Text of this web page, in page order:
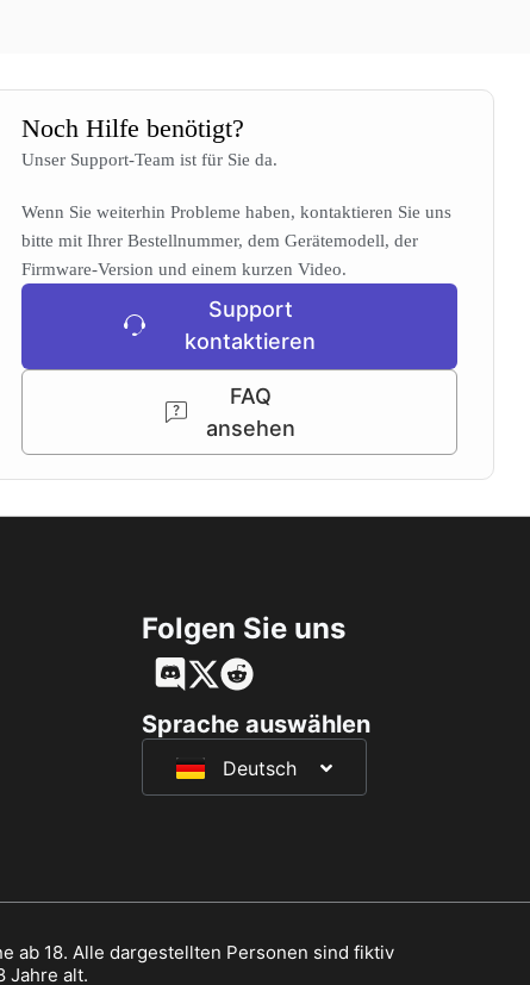
Noch Hilfe benötigt?
Unser Support-Team ist für Sie da.
Wenn Sie weiterhin Probleme haben, kontaktieren Sie uns
bitte mit Ihrer Bestellnummer, dem Gerätemodell, der
Firmware-Version und einem kurzen Video.
Support
kontaktieren
FAQ
ansehen
Folgen Sie uns
Sprache auswählen
Deutsch
English
Français
日本語
ab 18. Alle dargestellten Personen sind fiktiv
Jahre alt.